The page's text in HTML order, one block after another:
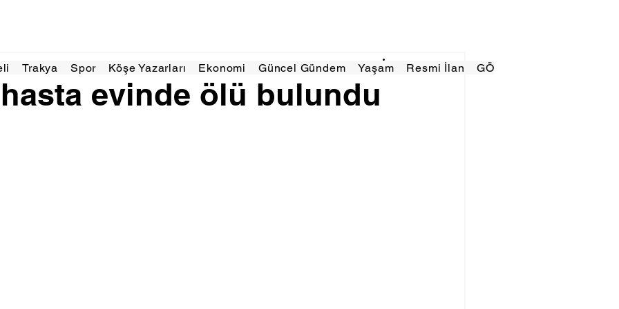
Trakya Spor Köşe Yazarları Ekonomi Güncel Gündem Yaşam Resmi İlan GÖRÜNÜMTV
evinde ölü bulundu
1 dakikada okunur